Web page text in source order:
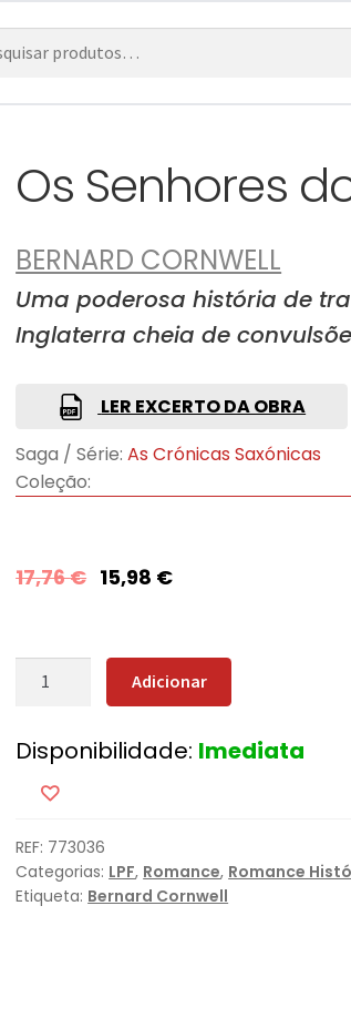
Os Senhores
BERNARD CORNWELL
Uma poderosa história de
Inglaterra cheia de
LER EXCERTO DA OBRA
Saga / Série: As Crónicas Saxónicas
Coleção:
17,76€ 15,98 €
Quantidade
Senhores
Norte
Adicionar
Disponibilidade: Imediata
REF: 773036
Categorias: LPF, Romance, Romance
Etiqueta: Bernard Cornwell